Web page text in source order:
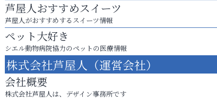
芦屋人おすすめスイーツ
芦屋人がおすすめするスイーツ情報
ペット大好き
シエル動物病院協力のペットの医療情報
株式会社芦屋人（運営会社）
会社概要
株式会社芦屋人は、デザイン事務所です